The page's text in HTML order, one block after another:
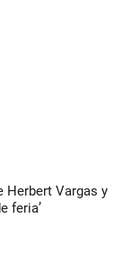
Herbert Vargas y
feria’